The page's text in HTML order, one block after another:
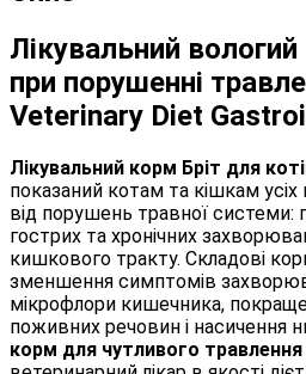
Лікувальний
при порушенні
Veterinary Diet
Лікувальний корм Бріт для
показаний котам та кішкам
від порушень травної системи:
гострих та хронічних
кишкового тракту. Складові
зменшення симптомів
мікрофлори кишечника,
поживних речовин і насичення
корм для чутливого травлення